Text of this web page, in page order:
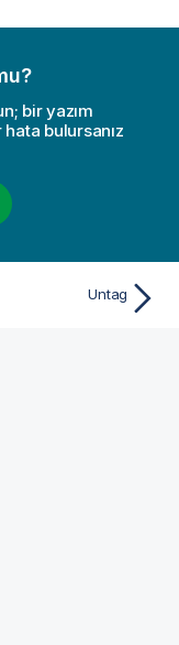
bir yazım
bulursanız
Untag